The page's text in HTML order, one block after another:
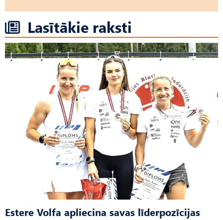
Lasītākie raksti
Estere Volfa apliecina savas līderpozīcijas